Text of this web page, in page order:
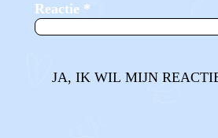
Reactie *
JA, IK WIL MIJN